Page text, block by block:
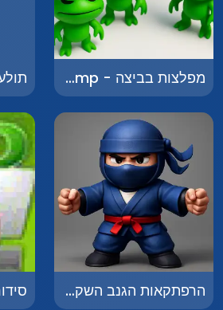
מפלצות בביצה - Monsters in the Swamp
הרפתקאות הגנב השקט - The Quiet Thief Adventures